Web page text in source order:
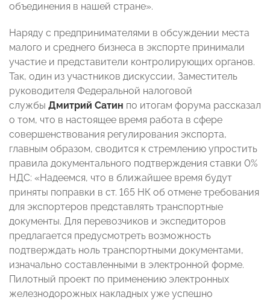
объединения в нашей стране».
Наряду с предпринимателями в обсуждении места
малого и среднего бизнеса в экспорте принимали
участие и представители контролирующих органов.
Так, один из участников дискуссии, Заместитель
руководителя Федеральной налоговой
службы Дмитрий Сатин по итогам форума рассказал
о том, что в настоящее время работа в сфере
совершенствования регулирования экспорта,
главным образом, сводится к стремлению упростить
правила документального подтверждения ставки 0%
НДС: «Надеемся, что в ближайшее время будут
приняты поправки в ст. 165 НК об отмене требования
для экспортеров представлять транспортные
документы. Для перевозчиков и экспедиторов
предлагается предусмотреть возможность
подтверждать ноль транспортными документами,
изначально составленными в электронной форме.
Пилотный проект по применению электронных
железнодорожных накладных уже успешно